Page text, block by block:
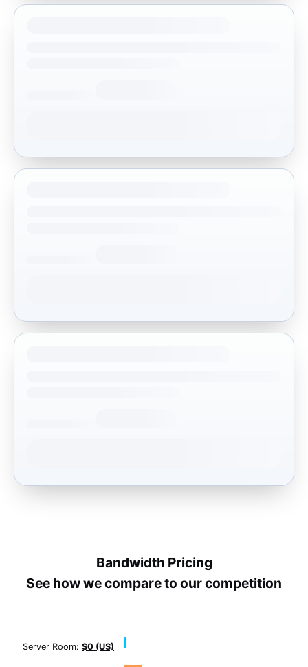
Bandwidth Pricing
See how we compare to our competition
Server Room: $0 (US)